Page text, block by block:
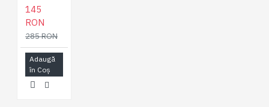
145
RON
285 RON
Adaugă
în Coş